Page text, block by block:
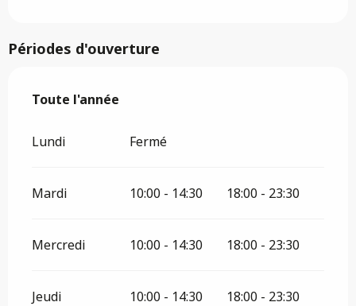
Périodes d'ouverture
Toute l'année
Toute l'année
Lundi Fermé
Mardi 10:00 - 14:30 18:00 - 23:30
Mercredi 10:00 - 14:30 18:00 - 23:30
Jeudi 10:00 - 14:30 18:00 - 23:30